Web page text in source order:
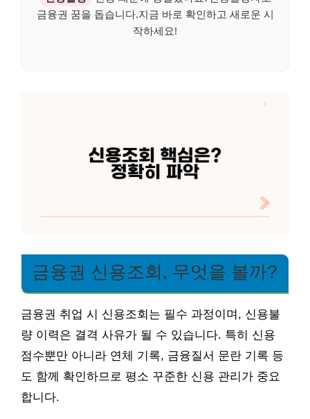
금융권 꿈을 돕습니다.지금 바로 확인하고 새로운 시
작하세요!
금융권 신용조회, 무엇을 볼까?
금융권 취업 시 신용조회는 필수 과정이며, 신용불
량 이력은 결격 사유가 될 수 있습니다. 특히 신용
점수뿐만 아니라 연체 기록, 금융질서 문란 기록 등
도 함께 확인하므로 평소 꾸준한 신용 관리가 중요
합니다.